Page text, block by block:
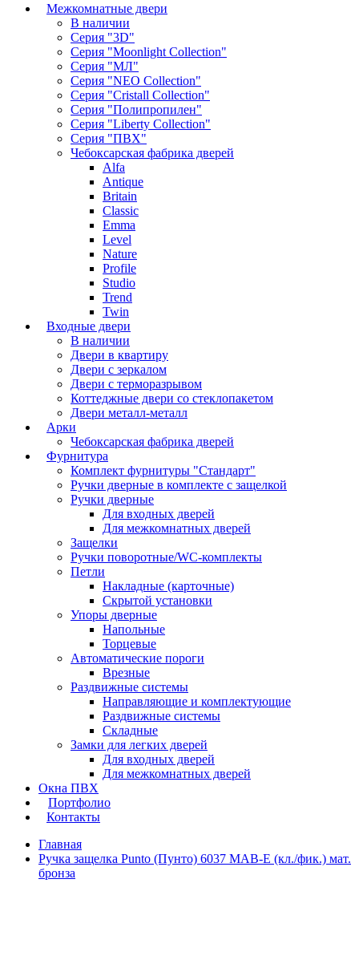
Межкомнатные двери
В наличии
Серия "3D"
Серия "Moonlight Collection"
Серия "МЛ"
Серия "NEO Collection"
Серия "Cristall Collection"
Серия "Полипропилен"
Серия "Liberty Collection"
Серия "ПВХ"
Чебоксарская фабрика дверей
Alfa
Antique
Britain
Classic
Emma
Level
Nature
Profile
Studio
Trend
Twin
Входные двери
В наличии
Двери в квартиру
Двери с зеркалом
Двери с терморазрывом
Коттеджные двери со стеклопакетом
Двери металл-металл
Арки
Чебоксарская фабрика дверей
Фурнитура
Комплект фурнитуры "Стандарт"
Ручки дверные в комплекте с защелкой
Ручки дверные
Для входных дверей
Для межкомнатных дверей
Защелки
Ручки поворотные/WC-комплекты
Петли
Накладные (карточные)
Скрытой установки
Упоры дверные
Напольные
Торцевые
Автоматические пороги
Врезные
Раздвижные системы
Направляющие и комплектующие
Раздвижные системы
Складные
Замки для легких дверей
Для входных дверей
Для межкомнатных дверей
Окна ПВХ
Портфолио
Контакты
Главная
Ручка защелка Punto (Пунто) 6037 MAB-E (кл./фик.) мат.
бронза